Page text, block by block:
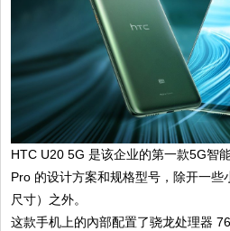
HTC U20 5G 是该企业的第一款5G智
Pro 的设计方案和规格型号，除开一些
尺寸）之外。
这款手机上的內部配置了骁龙处理器